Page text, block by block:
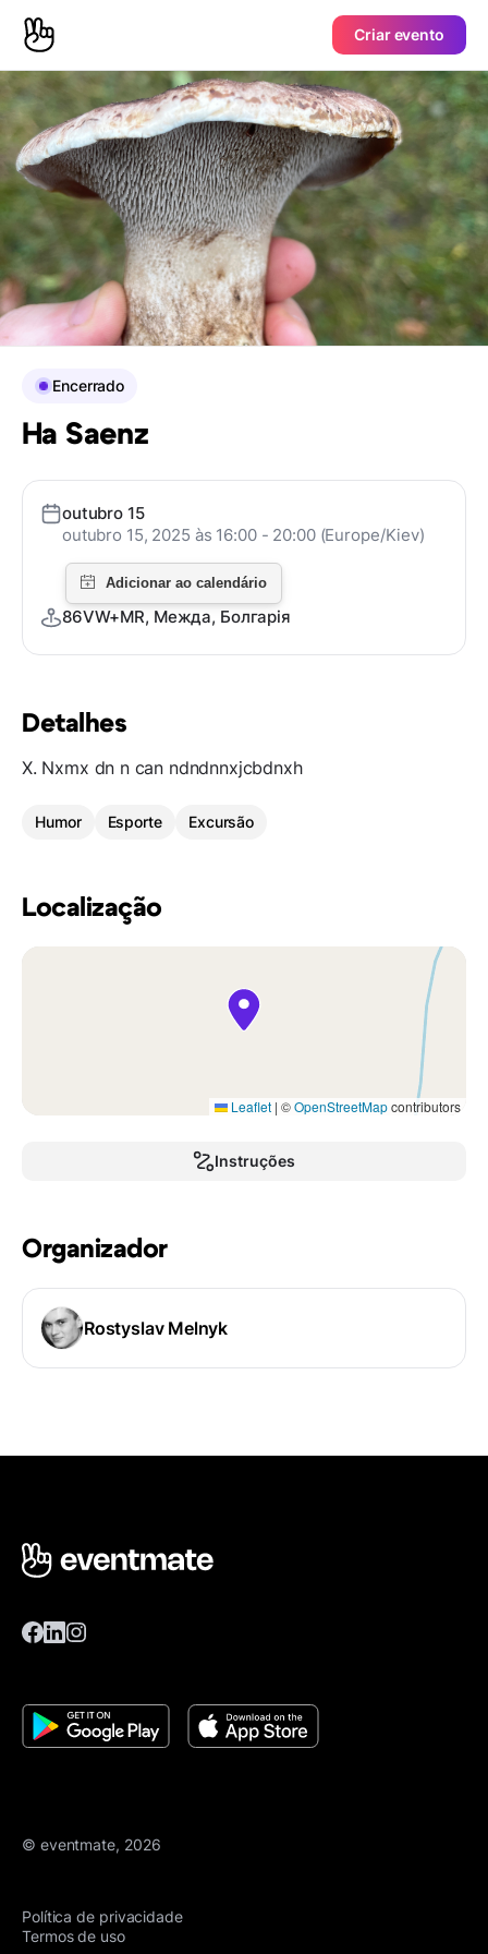
Criar evento
Detalhes
X. Nxmx dn n can ndndnnxjcbdnxh
Humor Esporte Excursão
Localização
Leaflet | ©OpenStreetMapcontributors
Instruções
Organizador
Rostyslav Melnyk
Encerrado
Ha Saenz
outubro 15
outubro 15, 2025 às 16:00 - 20:00 (Europe/Kiev)
86VW+MR, Межда, Болгарія
© eventmate, 2026
Política de privacidade
Termos de uso